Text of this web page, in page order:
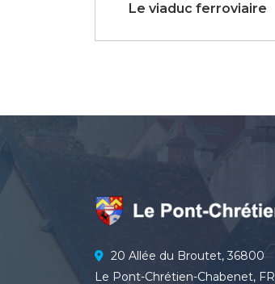
Le viaduc ferroviaire
20 Allée du Broutet, 36800
Le Pont-Chrétien-Chabenet, FR